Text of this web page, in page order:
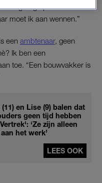
wil graag opschieten. En
moet ik aan wennen.”
een ambtenaar, geen
Ik ben een
toe. “Een bouwvakker is
en Lise (9) balen dat
geen tijd hebben
‘Ze zijn alleen
het werk’
LEES OOK